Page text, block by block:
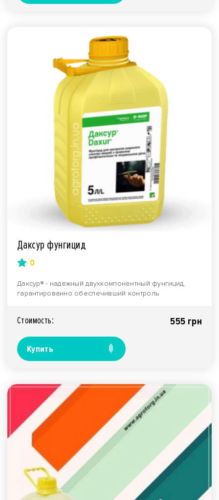
Даксур фунгицид
0
Даксур® - надежный двухкомпонентный фунгицид,
гарантированно обеспечивший контроль
Стоимость: 555 грн
Купить